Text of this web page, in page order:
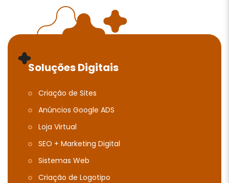
Soluções Digitais
Criação de Sites
Anúncios Google ADS
Loja Virtual
SEO + Marketing Digital
Sistemas Web
Criação de Logotipo